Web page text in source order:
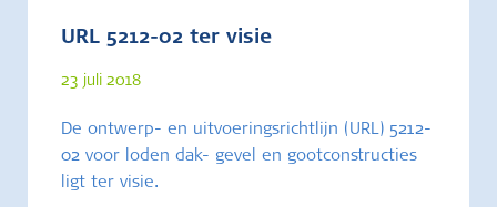
URL 5212-02 ter visie
23 juli 2018
De ontwerp- en uitvoeringsrichtlijn (URL) 5212-
02 voor loden dak- gevel en gootconstructies
ligt ter visie.